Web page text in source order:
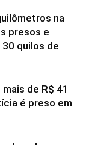
na
presos e
quilos de
de R$ 41
é preso em